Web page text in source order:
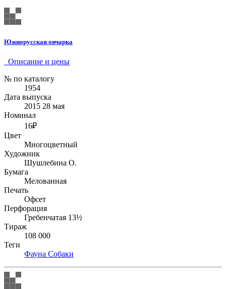
Южнорусская овчарка
Описание и цены
№ по каталогу
1954
Дата выпуска
2015 28 мая
Номинал
16₽
Цвет
Многоцветный
Художник
Шушлебина О.
Бумага
Мелованная
Печать
Офсет
Перфорация
Гребенчатая 13½
Тираж
108 000
Теги
Фауна Собаки